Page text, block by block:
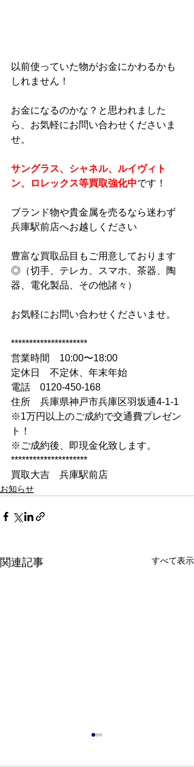
以前使っていた物がお金にかわるかも
しれません！
お金になるのかな？と思われました
ら、お気軽にお問い合わせくださいま
せ。
サングラス、シャネル、ルイヴィト
ン、ロレックス等買取強化中です！
ブランド物や貴金属を売るなら迷わず
兵庫駅前店へお越しください
豊富な買取品目もご用意しております
◎（切手、テレカ、スマホ、茶器、陶
器、電化製品、その他諸々）
お気軽にお問い合わせくださいませ。
*********************
営業時間　10:00〜18:00
定休日　不定休、年末年始
電話　0120-450-168
住所　兵庫県神戸市兵庫区羽坂通4-1-1
※1万円以上のご成約で交通費プレゼン
ト！
※ご成約後、即現金化致します。
*********************
買取大吉　兵庫駅前店
お知らせ
関連記事 すべて表示